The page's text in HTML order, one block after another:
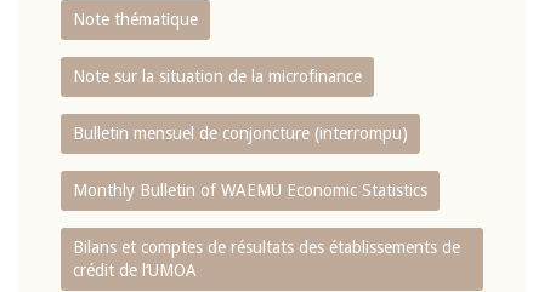
Note thématique
Note sur la situation de la microfinance
Bulletin mensuel de conjoncture (interrompu)
Monthly Bulletin of WAEMU Economic Statistics
Bilans et comptes de résultats des établissements de
crédit de l‘UMOA